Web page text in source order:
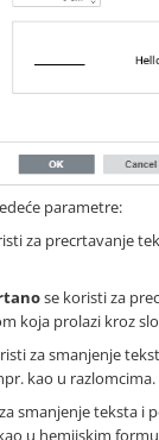
parametre:
za precrtavanje
se koristi za
koja prolazi kroz
za smanjenje
kao u razlomcima.
smanjenje teksta i
u hemijskim